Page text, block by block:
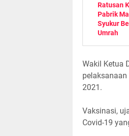
Ratusan
Pabrik
Syukur
Umrah
Wakil Ketua
2021.
Vaksinasi,
Covid-19